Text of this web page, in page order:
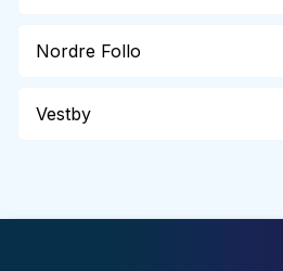
Nordre Follo
Vestby